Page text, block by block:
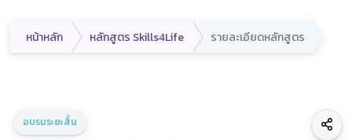
หน้าหลัก หลักสูตร Skills4Life รายละเอียดหลักสูตร
อบรมระยะสั้น